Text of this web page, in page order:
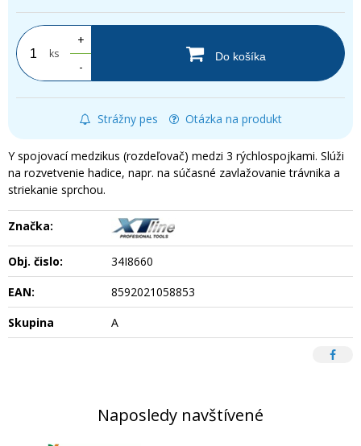
ks
+
-
Do košíka
Strážny pes Otázka na produkt
Y spojovací medzikus (rozdeľovač) medzi 3 rýchlospojkami. Slúži
na rozvetvenie hadice, napr. na súčasné zavlažovanie trávnika a
striekanie sprchou.
Značka:
Obj. čislo:
34I8660
EAN:
8592021058853
Skupina
A
Naposledy navštívené